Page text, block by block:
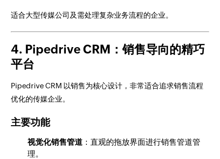
适合大型传媒公司及需处理复杂业务流程的企业。
4. Pipedrive CRM：销售导向的精巧
平台
Pipedrive CRM 以销售为核心设计，非常适合追求销售流程
优化的传媒企业。
主要功能
视觉化销售管道 ：直观的拖放界面进行销售管道管
理。